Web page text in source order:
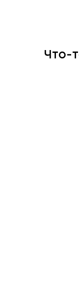
Что-